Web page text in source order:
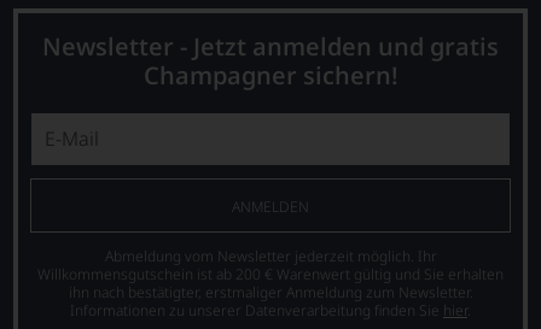
Newsletter - Jetzt anmelden und gratis
Champagner sichern!
ANMELDEN
Abmeldung vom Newsletter jederzeit möglich. Ihr
Willkommensgutschein ist ab 200 € Warenwert gültig und Sie erhalten
ihn nach bestätigter, erstmaliger Anmeldung zum Newsletter.
Informationen zu unserer Datenverarbeitung finden Sie hier.